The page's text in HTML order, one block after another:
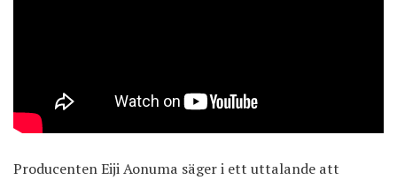
Producenten Eiji Aonuma säger i ett uttalande att